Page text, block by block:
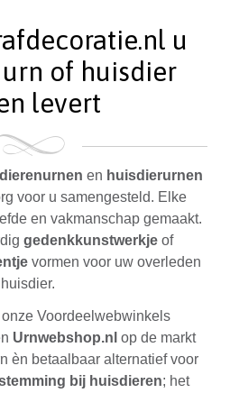
u
of huisdier
levert
dierenurnen en huisdierurnen
voor u samengesteld. Elke
en vakmanschap gemaakt.
gedenkkunstwerkjeof
vormen voor uw overleden
huisdier.
Voordeelwebwinkels
Urnwebshop.nl op de markt
èn betaalbaar alternatief voor
bij huisdieren; het